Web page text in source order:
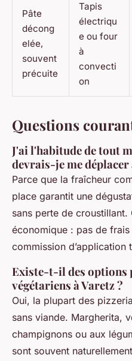
Pâte
décong
elée,
souvent
précuite
Tapis
électriqu
e ou four
à
convecti
on
Questions
J'ai l'habitude de tout
devrais-je me déplacer
Parce que la fraîcheur
place garantit une
sans perte de croustillant.
économique : pas de
commission d’application
Existe-t-il des options
végétariens à Varetz ?
Oui, la plupart des
sans viande. Margherita,
champignons ou aux
sont souvent